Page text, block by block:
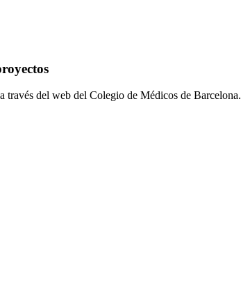
través del web del Colegio de Médicos de Barcelona.